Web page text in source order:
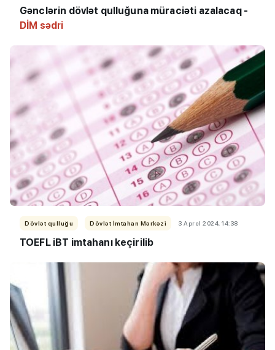
Gənclərin dövlət qulluğuna müraciəti azalacaq -
DİM sədri
Dövlət qulluğu Dövlət İmtahan Mərkəzi 3 Aprel 2024, 14:38
TOEFL iBT imtahanı keçirilib